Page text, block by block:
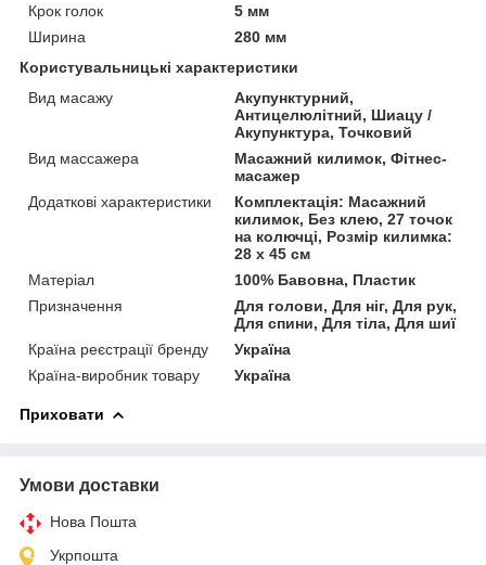
Крок голок
5 мм
Ширина
280 мм
Користувальницькі характеристики
Вид масажу
Акупунктурний,
Антицелюлітний, Шиацу /
Акупунктура, Точковий
Вид массажера
Масажний килимок, Фітнес-
масажер
Додаткові характеристики
Комплектація: Масажний
килимок, Без клею, 27 точок
на колючці, Розмір килимка:
28 х 45 см
Матеріал
100% Бавовна, Пластик
Призначення
Для голови, Для ніг, Для рук,
Для спини, Для тіла, Для шиї
Країна реєстрації бренду
Україна
Країна-виробник товару
Україна
Приховати
Умови доставки
Нова Пошта
Укрпошта